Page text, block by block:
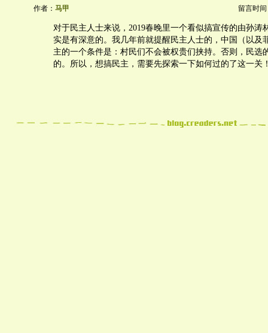
作者： 马甲 留言时间
对于民主人士来说，2019春晚里一个看似搞宣传的由孙涛
实是有深意的。我几年前就提醒民主人士的，中国（以及
主的一个条件是：村民们不会被权贵们挟持。否则，民选
的。所以，想搞民主，需要先探索一下如何过的了这一关